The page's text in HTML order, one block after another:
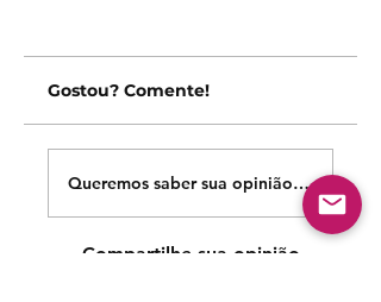
Gostou? Comente!
Queremos saber sua opinião sobre
Compartilhe sua opinião